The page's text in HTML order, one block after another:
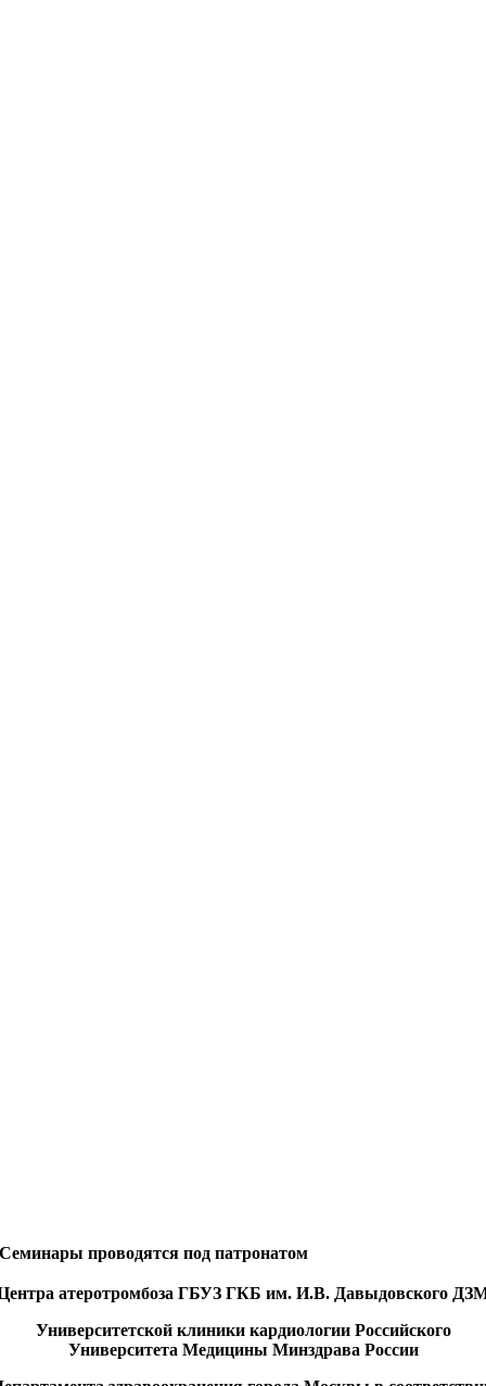
Семинары проводятся под патронатом
атеротромбоза ГБУЗ ГКБ им. И.В. Давыдовского
Университетской клиники кардиологии Российского
Университета Медицины Минздрава России